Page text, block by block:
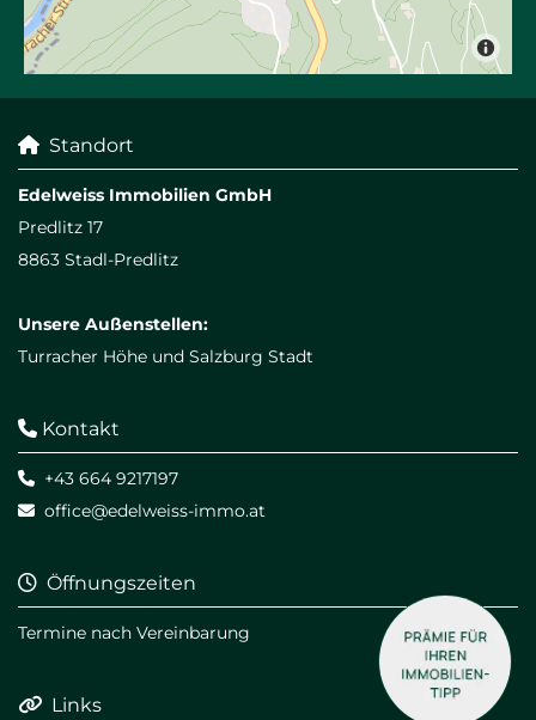
 Standort
Edelweiss Immobilien GmbH
Predlitz 17
8863 Stadl-Predlitz
Unsere Außenstellen:
Turracher Höhe und Salzburg Stadt
 Kontakt
 +43 664 9217197
 office@edelweiss-immo.at
 Öffnungszeiten
Termine nach Vereinbarung
 Links